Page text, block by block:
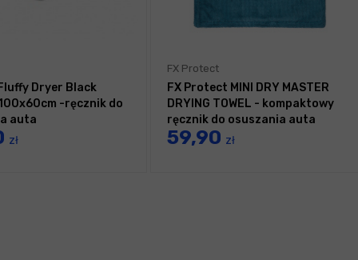
Dryer Black
-ręcznik do
auta
zł
FX Protect
FX Protect MINI DRY MASTER
DRYING TOWEL - kompaktowy
ręcznik do osuszania auta
45x60cm
59,90 zł